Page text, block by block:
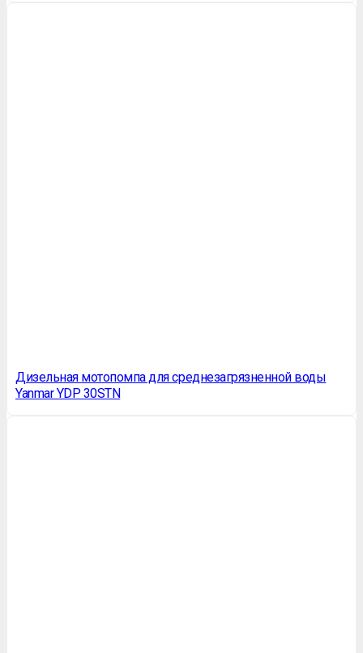
Дизельная мотопомпа для среднезагрязненной воды
Yanmar YDP 30STN